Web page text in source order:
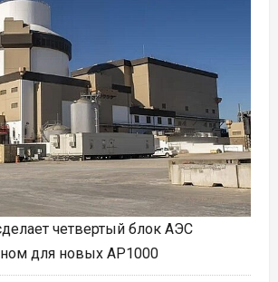
четвертый блок АЭС
для новых AP1000